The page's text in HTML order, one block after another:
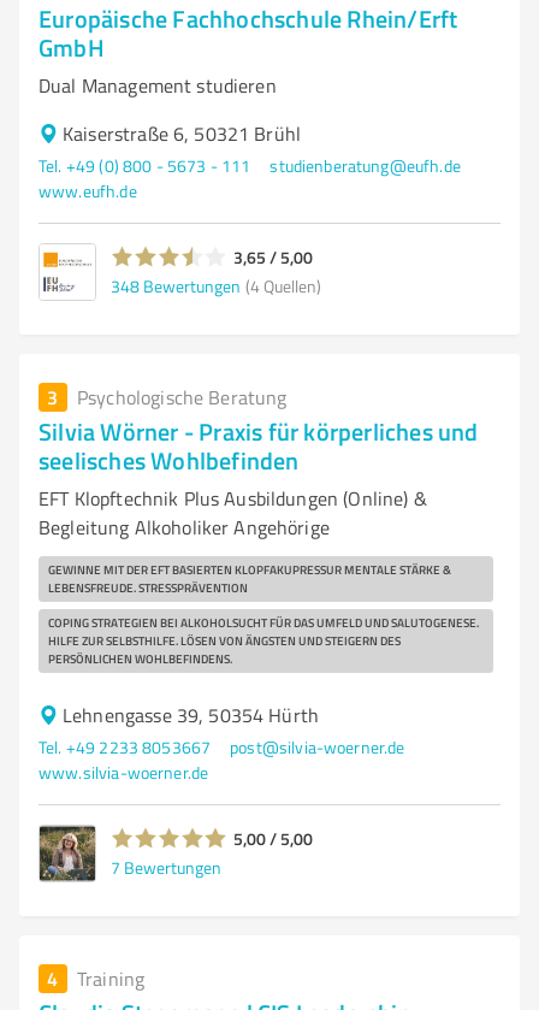
Europäische Fachhochschule Rhein/Erft
GmbH
Dual Management studieren
Kaiserstraße 6, 50321 Brühl
Tel. +49 (0) 800 - 5673 - 111
studienberatung@eufh.de
www.eufh.de
3,65 / 5,00
348 Bewertungen (4 Quellen)
3 Psychologische Beratung
Silvia Wörner - Praxis für körperliches und
seelisches Wohlbefinden
EFT Klopftechnik Plus Ausbildungen (Online) &
Begleitung Alkoholiker Angehörige
GEWINNE MIT DER EFT BASIERTEN KLOPFAKUPRESSUR MENTALE STÄRKE &
LEBENSFREUDE. STRESSPRÄVENTION
COPING STRATEGIEN BEI ALKOHOLSUCHT FÜR DAS UMFELD UND SALUTOGENESE.
HILFE ZUR SELBSTHILFE. LÖSEN VON ÄNGSTEN UND STEIGERN DES
PERSÖNLICHEN WOHLBEFINDENS.
Lehnengasse 39, 50354 Hürth
Tel. +49 2233 8053667
post@silvia-woerner.de
www.silvia-woerner.de
5,00 / 5,00
7 Bewertungen
4 Training